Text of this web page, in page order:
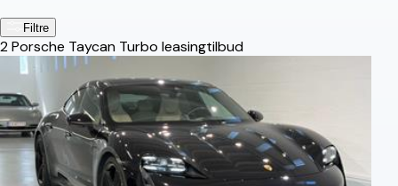
Filtre
2Porsche Taycan Turbo leasingtilbud